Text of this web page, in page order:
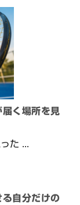
く場所を見
た ...
自分だけの